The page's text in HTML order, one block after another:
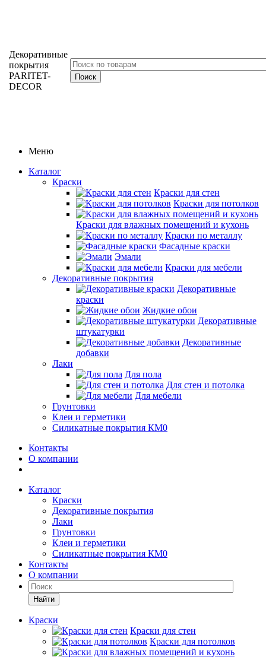
Декоративные
покрытия
PARITET-
DECOR
Меню
Каталог
Краски
Краски для стен
Краски для потолков
Краски для влажных помещений и кухонь
Краски по металлу
Фасадные краски
Эмали
Краски для мебели
Декоративные покрытия
Декоративные
краски
Жидкие обои
Декоративные
штукатурки
Декоративные
добавки
Лаки
Для пола
Для стен и потолка
Для мебели
Грунтовки
Клеи и герметики
Силикатные покрытия КМ0
Контакты
О компании
Каталог
Краски
Декоративные покрытия
Лаки
Грунтовки
Клеи и герметики
Силикатные покрытия КМ0
Контакты
О компании
Найти
Краски
Краски для стен
Краски для потолков